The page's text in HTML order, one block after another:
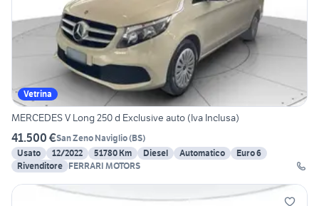
Vetrina
MERCEDES V Long 250 d Exclusive auto (Iva Inclusa)
41.500 €San Zeno Naviglio(BS)
Usato
12/2022 51780 Km Diesel Automatico
Euro 6
Rivenditore FERRARI MOTORS